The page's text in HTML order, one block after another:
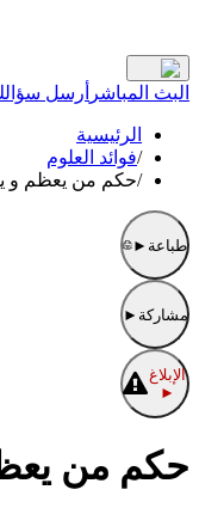
البث المباشر أرسل
الرئيسية
/فوائد العلوم
/حكم من يعظم و
طباعة ►
مشاركة ►
الإبلاغ
►
حكم من